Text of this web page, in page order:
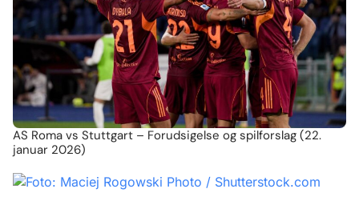
AS Roma vs Stuttgart – Forudsigelse og spilforslag (22.
januar 2026)